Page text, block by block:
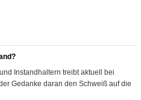
Instandhaltern treibt aktuell bei
Gedanke daran den Schweiß auf die